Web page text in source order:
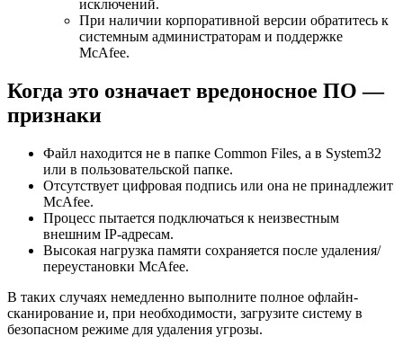
исключений.
При наличии корпоративной версии обратитесь к
системным администраторам и поддержке
McAfee.
Когда это означает вредоносное ПО —
признаки
Файл находится не в папке Common Files, а в System32
или в пользовательской папке.
Отсутствует цифровая подпись или она не принадлежит
McAfee.
Процесс пытается подключаться к неизвестным
внешним IP-адресам.
Высокая нагрузка памяти сохраняется после удаления/
переустановки McAfee.
В таких случаях немедленно выполните полное офлайн-
сканирование и, при необходимости, загрузите систему в
безопасном режиме для удаления угрозы.